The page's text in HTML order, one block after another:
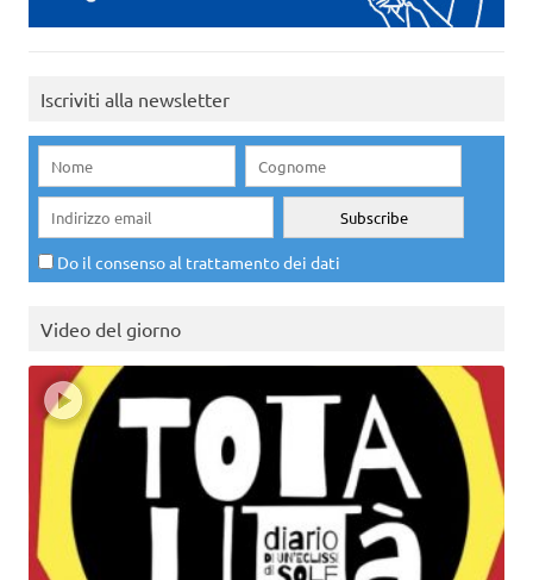
Iscriviti alla newsletter
Do il consenso al trattamento dei dati
Video del giorno